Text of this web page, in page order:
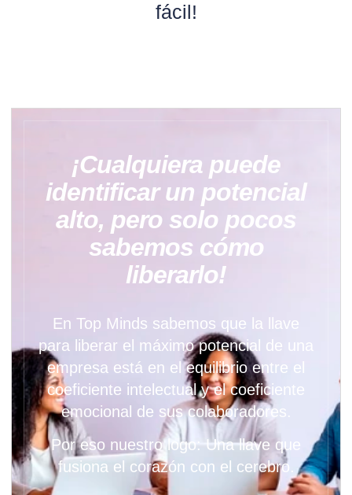
fácil!
¡Cualquiera puede
identificar un potencial
alto, pero solo pocos
sabemos cómo
liberarlo!
En Top Minds sabemos que la llave
para liberar el máximo potencial de una
empresa está en el equilibrio entre el
coeficiente intelectual y el coeficiente
emocional de sus colaboradores.
Por eso nuestro logo: Una llave que
fusiona el corazón con el cerebro.